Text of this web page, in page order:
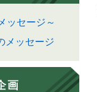
ッセージ～
メッセージ
画